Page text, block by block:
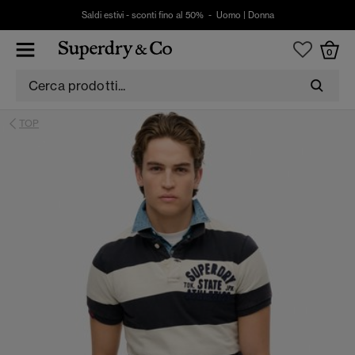
Saldi estivi - sconti fino al 50% - Uomo Donna
0
TOP